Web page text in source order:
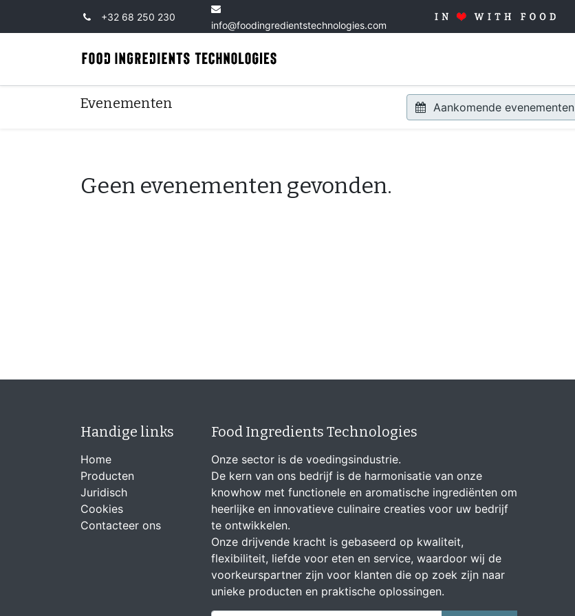
+32 68 250 230
info@foodingredientstechnologies.com
Evenementen Aankomende evenementen
Geen evenementen gevonden.
Handige links
Home
Producten
Juridisch
Cookies
Contacteer ons
Food Ingredients Technologies
Onze sector is de voedingsindustrie.
De kern van ons bedrijf is de harmonisatie van onze
knowhow met functionele en aromatische ingrediënten om
heerlijke en innovatieve culinaire creaties voor uw bedrijf
te ontwikkelen.
Onze drijvende kracht is gebaseerd op kwaliteit,
flexibiliteit, liefde voor eten en service, waardoor wij de
voorkeurspartner zijn voor klanten die op zoek zijn naar
unieke producten en praktische oplossingen.